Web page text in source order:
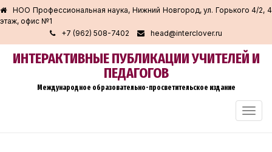
НОО Профессиональная наука, Нижний Новгород, ул. Горького 4/2, 4
этаж, офис №1
+7 (962) 508-7402
head@interclover.ru
ИНТЕРАКТИВНЫЕ ПУБЛИКАЦИИ УЧИТЕЛЕЙ И
ПЕДАГОГОВ
Международное образовательно-просветительское издание